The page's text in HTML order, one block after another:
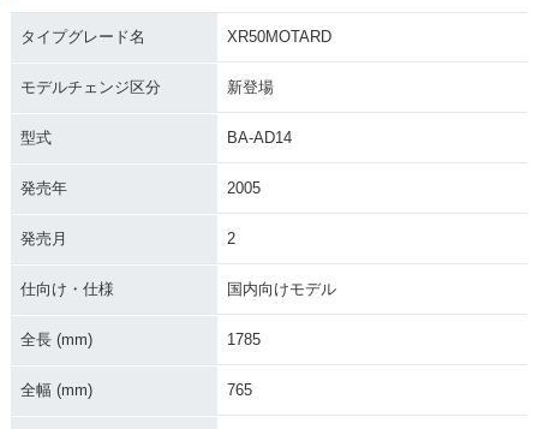
タイプグレード名 XR50MOTARD
モデルチェンジ区分 新登場
型式 BA-AD14
発売年 2005
発売月 2
仕向け・仕様 国内向けモデル
全長 (mm) 1785
全幅 (mm) 765